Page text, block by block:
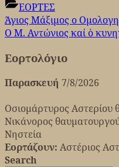
ΕΟΡΤΕΣ
Post
navigation
Previous
Post:
Άγιος Μάξιμος o
Next
Ο Μ. Αντώνιος καί ὁ
Εορτολόγιο
Παρασκευή 7/8/2026
Οσιομάρτυρος Αστερίου
Νικάνορος
Νηστεία
Εορτάζουν: Αστέριος
Search